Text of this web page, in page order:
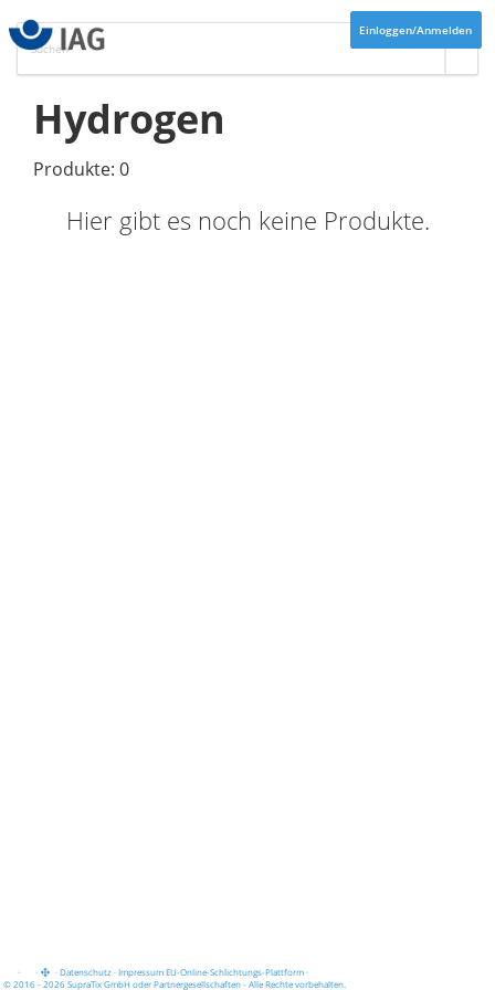
Einloggen/Anmelden
Hydrogen
Produkte: 0
Hier gibt es noch keine Produkte.
· · ·Datenschutz·Impressum EU-Online-Schlichtungs-Plattform·
© 2016 - 2026 SupraTix GmbH oder Partnergesellschaften - Alle Rechte vorbehalten.